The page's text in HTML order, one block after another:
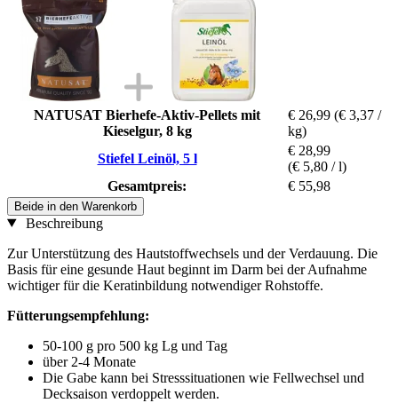
NATUSAT Bierhefe-Aktiv-Pellets mit
Kieselgur, 8 kg
€ 26,99 (€ 3,37 /
kg)
Stiefel Leinöl, 5 l
€ 28,99
(€ 5,80 / l)
Gesamtpreis:
€ 55,98
Beide in den Warenkorb
Beschreibung
Zur Unterstützung des Hautstoffwechsels und der Verdauung. Die
Basis für eine gesunde Haut beginnt im Darm bei der Aufnahme
wichtiger für die Keratinbildung notwendiger Rohstoffe.
Fütterungsempfehlung:
50-100 g pro 500 kg Lg und Tag
über 2-4 Monate
Die Gabe kann bei Stresssituationen wie Fellwechsel und
Decksaison verdoppelt werden.